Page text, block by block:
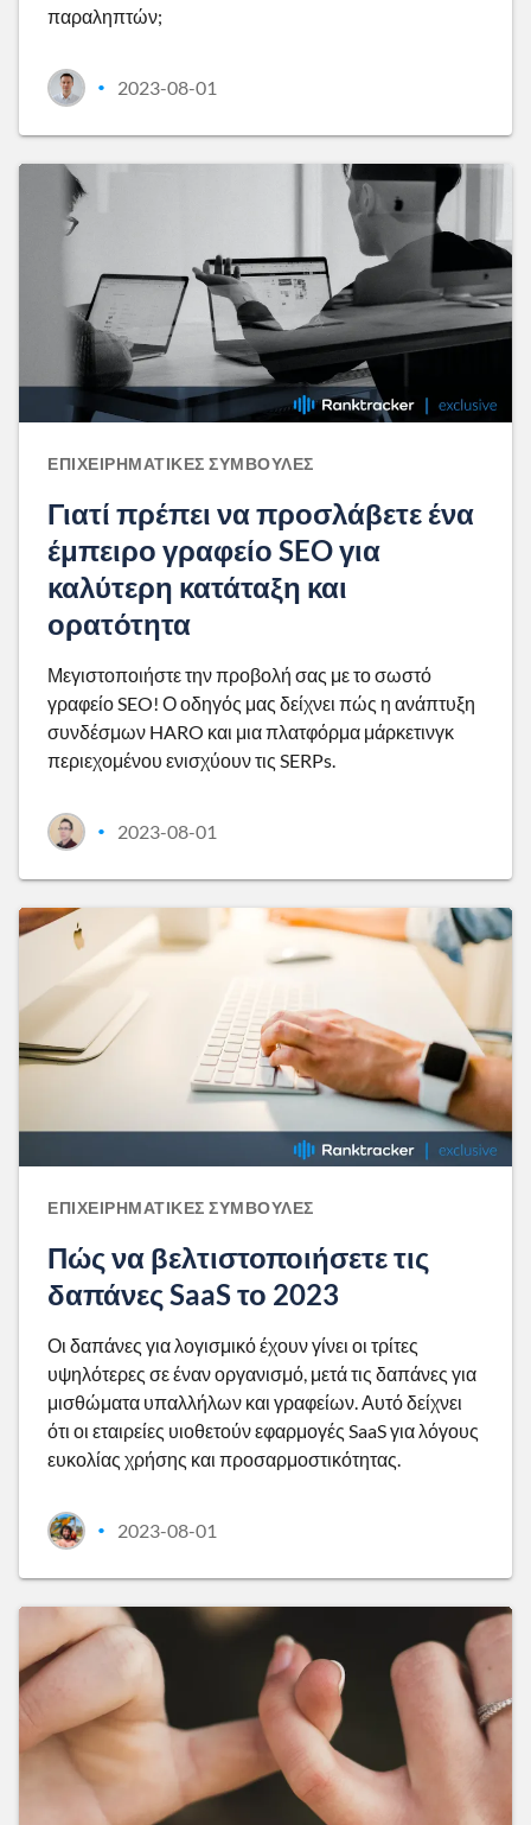
παραληπτών;
• 2023-08-01
ΕΠΙΧΕΙΡΗΜΑΤΙΚΈΣ ΣΥΜΒΟΥΛΈΣ
Γιατί πρέπει να προσλάβετε ένα
έμπειρο γραφείο SEO για
καλύτερη κατάταξη και
ορατότητα
Μεγιστοποιήστε την προβολή σας με το σωστό
γραφείο SEO! Ο οδηγός μας δείχνει πώς η ανάπτυξη
συνδέσμων HARO και μια πλατφόρμα μάρκετινγκ
περιεχομένου ενισχύουν τις SERPs.
• 2023-08-01
ΕΠΙΧΕΙΡΗΜΑΤΙΚΈΣ ΣΥΜΒΟΥΛΈΣ
Πώς να βελτιστοποιήσετε τις
δαπάνες SaaS το 2023
Οι δαπάνες για λογισμικό έχουν γίνει οι τρίτες
υψηλότερες σε έναν οργανισμό, μετά τις δαπάνες για
μισθώματα υπαλλήλων και γραφείων. Αυτό δείχνει
ότι οι εταιρείες υιοθετούν εφαρμογές SaaS για λόγους
ευκολίας χρήσης και προσαρμοστικότητας.
• 2023-08-01